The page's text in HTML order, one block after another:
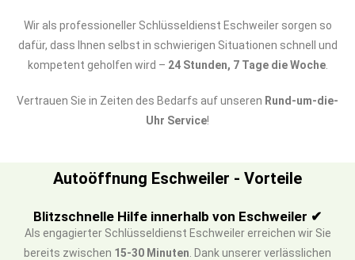
Wir als professioneller Schlüsseldienst Eschweiler sorgen so
dafür, dass Ihnen selbst in schwierigen Situationen schnell und
kompetent geholfen wird – 24 Stunden, 7 Tage die Woche.
Vertrauen Sie in Zeiten des Bedarfs auf unseren Rund-um-die-
Uhr Service!
Autoöffnung Eschweiler - Vorteile
Blitzschnelle Hilfe innerhalb von Eschweiler ✔
Als engagierter Schlüsseldienst Eschweiler erreichen wir Sie
bereits zwischen 15-30 Minuten . Dank unserer verlässlichen